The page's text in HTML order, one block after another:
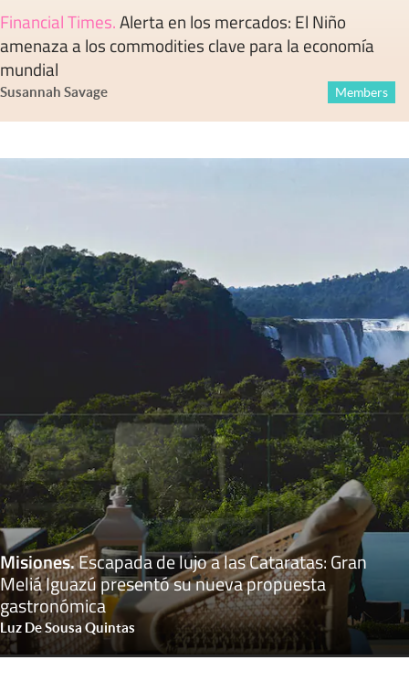
Financial Times.Alerta en los mercados: El Niño
amenaza a los commodities clave para la economía
mundial
Susannah Savage Members
Misiones.Escapada de lujo a las Cataratas: Gran
Meliá Iguazú presentó su nueva propuesta
gastronómica
Luz De Sousa Quintas